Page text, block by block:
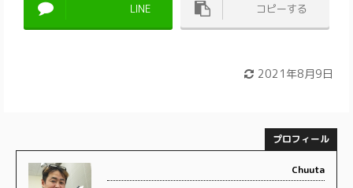
LINE コピーする
2021年8月9日
プロフィール
Chuuta